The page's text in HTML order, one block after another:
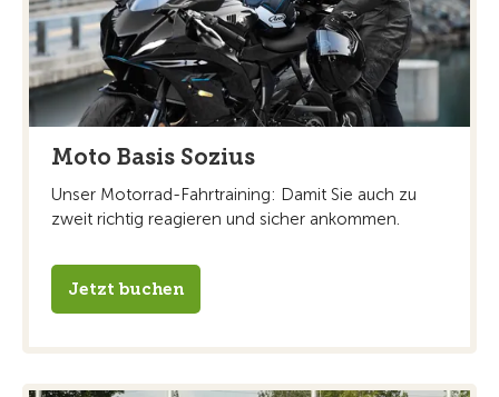
Moto Basis Sozius
Unser Motorrad-Fahrtraining: Damit Sie auch zu
zweit richtig reagieren und sicher ankommen.
Jetzt buchen